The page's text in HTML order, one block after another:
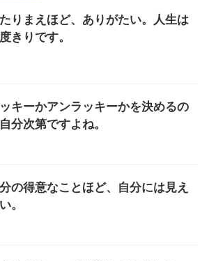
りまえほど、ありがたい。人生は
きりです。
キーかアンラッキーかを決めるの
分次第ですよね。
の得意なことほど、自分には見え
。